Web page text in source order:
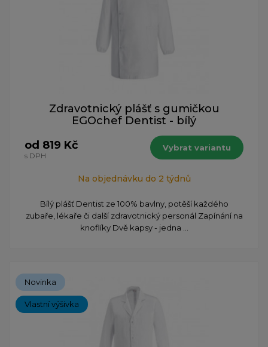
Zdravotnický plášť s gumičkou
EGOchef Dentist - bílý
od 819 Kč
s DPH
Vybrat variantu
Na objednávku do 2 týdnů
Bílý plášť Dentist ze 100% bavlny, potěší každého
zubaře, lékaře či další zdravotnický personál Zapínání na
knoflíky Dvě kapsy - jedna ...
Novinka
Vlastní výšivka